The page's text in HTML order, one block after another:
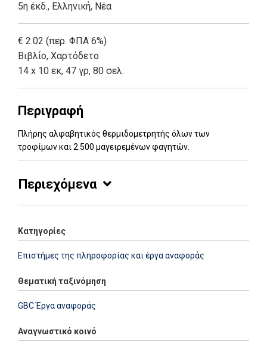
5η έκδ., Ελληνική, Νέα
€ 2.02 (περ. ΦΠΑ 6%)
Βιβλίο, Χαρτόδετο
14 x 10 εκ, 47 γρ, 80 σελ.
Περιγραφή
Πλήρης αλφαβητικός θερμιδομετρητής όλων των
τροφίμων και 2.500 μαγειρεμένων φαγητών.
Περιεχόμενα
Κατηγορίες
Επιστήμες της πληροφορίας και έργα αναφοράς
Θεματική ταξινόμηση
GBC Έργα αναφοράς
Αναγνωστικό κοινό